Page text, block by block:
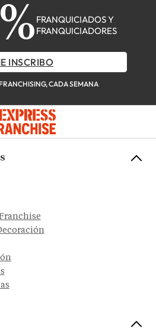
FRANQUICIADOS Y
FRANQUICIADORES
INSCRIBO
CADA SEMANA